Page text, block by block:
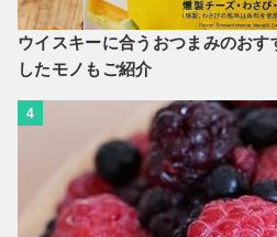
ウイスキーに合うおつまみのお
したモノもご紹介
4